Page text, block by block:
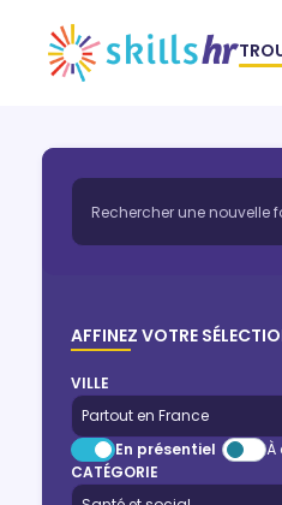
AFFINEZ VOTRE
VILLE
En présentiel
À
CATÉGORIE